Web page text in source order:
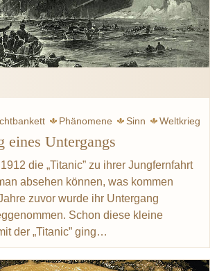
Phänomene Sinn
Weltkrieg
Krieg Escoffier Auguste
Spargel Lachs Graupen
Gerste
Birne
Sherry Madeira
eines Untergangs
die „Titanic” zu ihrer Jungfernfahrt
absehen können, was kommen
zuvor wurde ihr Untergang
Schon diese kleine
der „Titanic” ging…